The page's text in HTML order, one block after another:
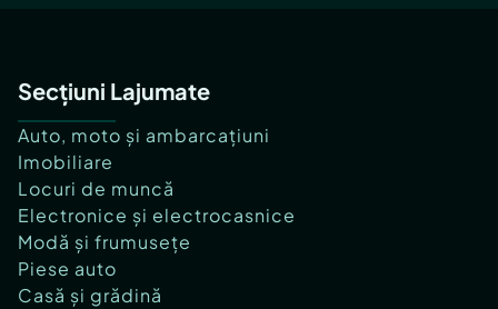
Secțiuni Lajumate
Auto, moto și ambarcațiuni
Imobiliare
Locuri de muncă
Electronice și electrocasnice
Modă și frumusețe
Piese auto
Casă și grădină